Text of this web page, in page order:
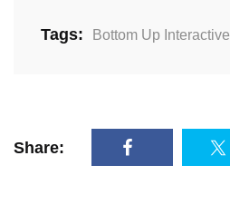
Tags: Bottom Up Interactive
Share: